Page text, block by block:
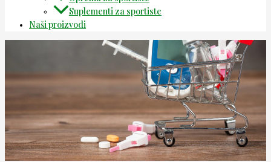
Suplementi za sportiste
Naši proizvodi